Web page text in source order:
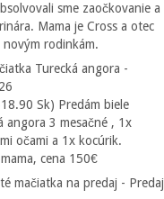
sme zaočkovanie a
Mama je Cross a otec
novým rodinkám.
Turecká angora -
Sk) Predám biele
angora 3 mesačné , 1x
očami a 1x kocúrik.
cena 150€
mačiatka na predaj - Predaj